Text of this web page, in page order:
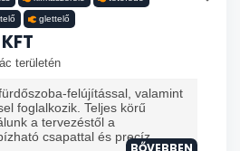
glettelő
területén
felújítással, valamint
foglalkozik. Teljes körű
a tervezéstől a
csapattal és precíz ...